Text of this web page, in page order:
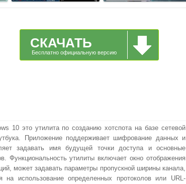
СКАЧАТЬ
Бесплатно официальную версию
10 это утилита по созданию хотспота на базе сетевой
Приложение поддерживает шифрование данных и
задавать имя будущей точки доступа и основные
Функциональность утилиты включает окно отображения
может задавать параметры пропускной ширины канала,
на использование определенных протоколов или URL-